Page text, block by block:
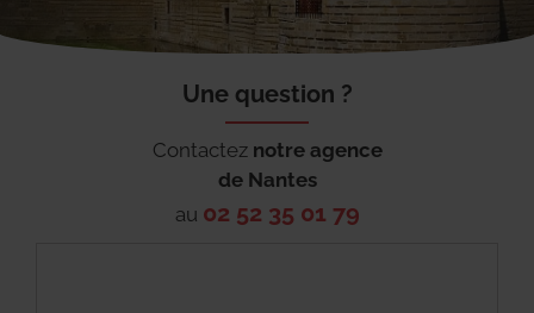
Une question ?
Contactez notre agence
de Nantes
au 02 52 35 01 79